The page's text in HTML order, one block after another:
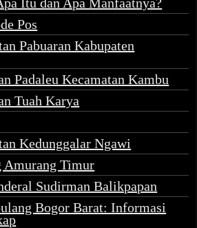
Pos
Pabuaran Kabupaten
Padaleu Kecamatan Kambu
Tuah Karya
Kedunggalar Ngawi
Amurang Timur
Sudirman Balikpapan
Bogor Barat: Informasi